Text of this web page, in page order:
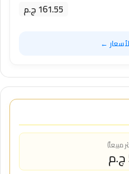
161.55 ج.م
←